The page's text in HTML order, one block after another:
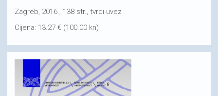
Zagreb, 2016., 138 str., tvrdi uvez
Cijena: 13.27 € (100.00 kn)